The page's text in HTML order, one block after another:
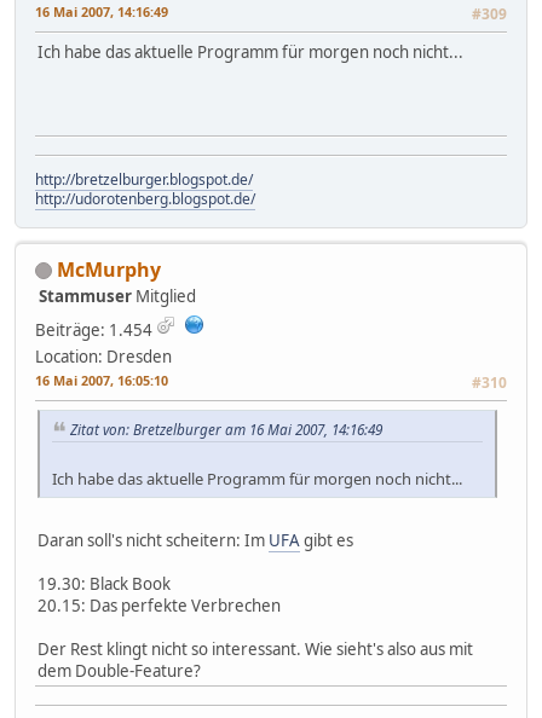
16 Mai 2007, 14:16:49 #309
Ich habe das aktuelle Programm für morgen noch nicht...
http://bretzelburger.blogspot.de/
http://udorotenberg.blogspot.de/
McMurphy
Stammuser Mitglied
Beiträge: 1.454
Location: Dresden
16 Mai 2007, 16:05:10 #310
Zitat von: Bretzelburger am 16 Mai 2007, 14:16:49
Ich habe das aktuelle Programm für morgen noch nicht...
Daran soll's nicht scheitern: Im UFAgibt es
19.30: Black Book
20.15: Das perfekte Verbrechen
Der Rest klingt nicht so interessant. Wie sieht's also aus mit
dem Double-Feature?